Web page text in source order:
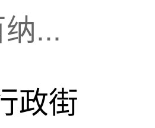
...
政街